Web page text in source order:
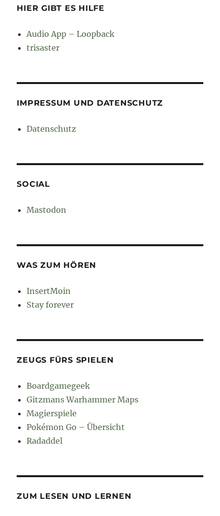
HIER GIBT ES HILFE
Audio App – Loopback
trisaster
IMPRESSUM UND DATENSCHUTZ
Datenschutz
SOCIAL
Mastodon
WAS ZUM HÖREN
InsertMoin
Stay forever
ZEUGS FÜRS SPIELEN
Boardgamegeek
Gitzmans Warhammer Maps
Magierspiele
Pokémon Go – Übersicht
Radaddel
ZUM LESEN UND LERNEN